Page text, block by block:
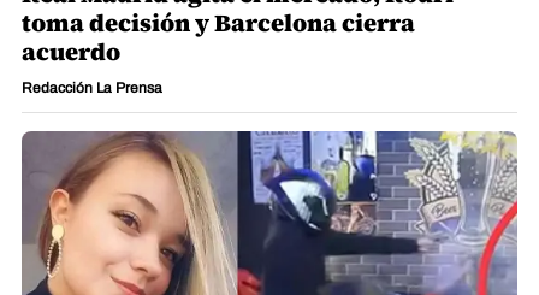
toma decisión y Barcelona cierra
acuerdo
Redacción La Prensa